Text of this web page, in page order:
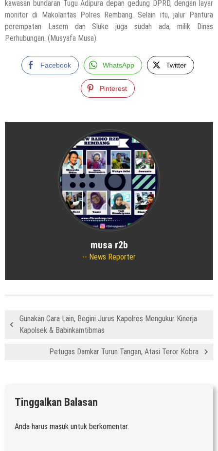
kawasan bundaran Tugu Adipura depan gedung DPRD, dengan layar
monitor di Makolantas Polres Rembang. Selain itu, jalur Pantura
perempatan Lasem dan Sluke juga sudah ada, milik Dinas
Perhubungan. (Musyafa Musa).
Facebook WhatsApp Twitter
Pinterest
musa r2b
News Reporter
Gunakan Cara Lain, Begini Jurus Kapolres Mengukur Kinerja
Kapolsek & Babinkamtibmas
Petugas Damkar Turun Tangan, Atasi Teror Kobra
Tinggalkan Balasan
Anda harus masuk untuk berkomentar.